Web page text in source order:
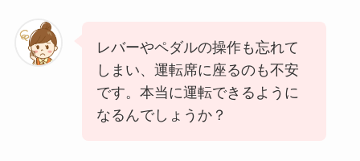
レバーやペダルの操作も忘れて
しまい、運転席に座るのも不安
です。本当に運転できるように
なるんでしょうか？